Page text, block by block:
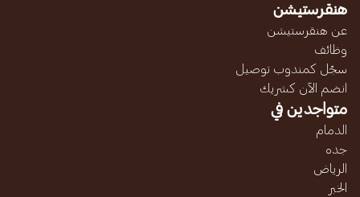
هنقرستيشن
عن هنقرستيشن
وظائف
سجّل كمندوب توصيل
انضم الآن كشريك
متواجدين في
الدمام
جده
الرياض
الخبر